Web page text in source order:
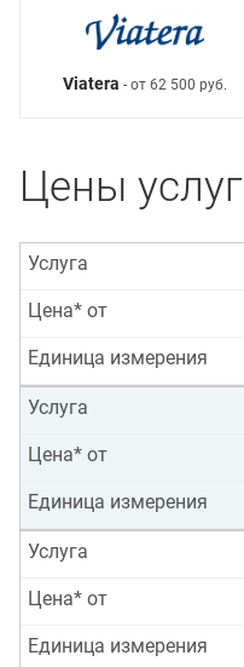
Viatera - от 62 500 руб.
Цены услуг
Услуга
Цена* от
Единица измерения
Услуга
Цена* от
Единица измерения
Услуга
Цена* от
Единица измерения